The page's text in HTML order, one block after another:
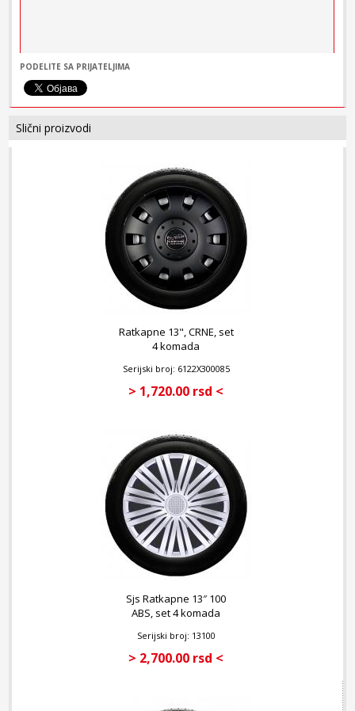
PODELITE SA PRIJATELJIMA
Slični proizvodi
Ratkapne 13", CRNE, set
4 komada
Serijski broj: 6122X300085
> 1,720.00 rsd <
Sjs Ratkapne 13″ 100
ABS, set 4 komada
Serijski broj: 13100
> 2,700.00 rsd <